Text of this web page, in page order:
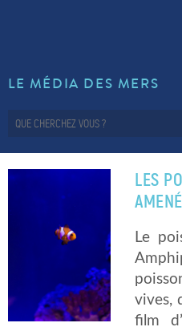
LE MÉDIA DES MERS
LES
Le
vives,
film